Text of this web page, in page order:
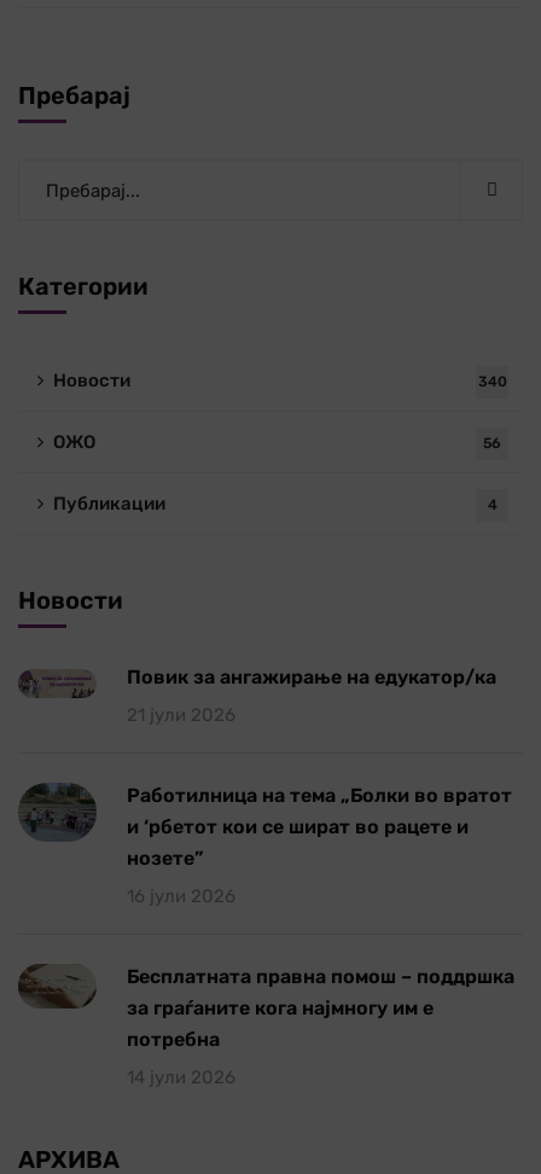
Пребарај
Категории
Новости 340
ОЖО 56
Публикации 4
Новости
Повик за ангажирање на едукатор/ка
21 јули 2026
Работилница на тема „Болки во вратот
и ‘рбетот кои се шират во рацете и
нозете”
16 јули 2026
Бесплатната правна помош – поддршка
за граѓаните кога најмногу им е
потребна
14 јули 2026
АРХИВА